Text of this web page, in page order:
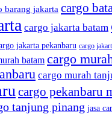
barang jakarta cargo
cargo jakarta batam
jakarta pekanbaru cargo
batam cargo
cargo murah
cargo pekanbaru
tanjung pinang jasa